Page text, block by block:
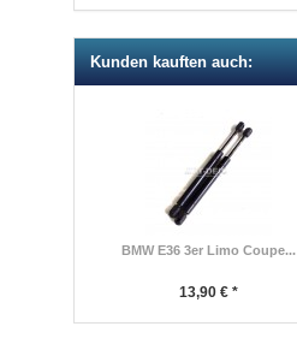
Kunden kauften auch:
BMW E36 3er Limo Coupe...
13,90 € *